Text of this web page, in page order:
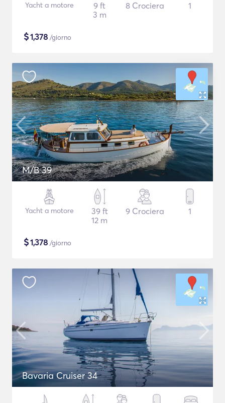
Yacht a motore
9 ft
3 m
8 Crociera 1
$1,378 /giorno
M/B 39
Yacht a motore
39 ft
12 m
9 Crociera 1
$1,378 /giorno
Bavaria Cruiser 34